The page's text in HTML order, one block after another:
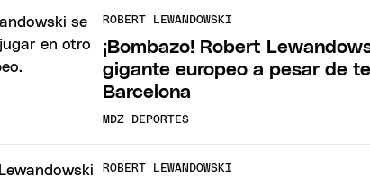
ROBERT LEWANDOWSKI
¡Bombazo! Robert
gigante europeo a pesar de
Barcelona
MDZ DEPORTES
ROBERT LEWANDOWSKI